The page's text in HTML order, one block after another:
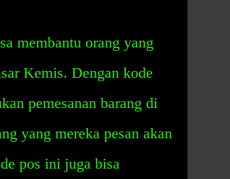
membantu orang yang
Kemis. Dengan kode
pemesanan barang di
yang mereka pesan akan
pos ini juga bisa